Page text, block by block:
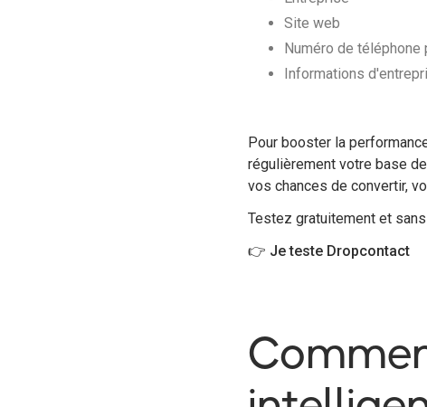
Site web
Numéro de
Informations
Pour booster la
régulièrement votre base
vos chances de convertir,
Testez gratuitement et
👉 Je teste Dropcontact